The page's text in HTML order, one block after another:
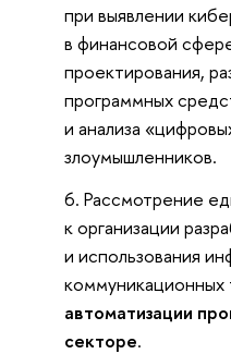
при выявлении
в финансовой
проектирования,
программных
и анализа
злоумышленников.
Рассмотрение
к организации
и использования
коммуникационных
автоматизации
секторе.